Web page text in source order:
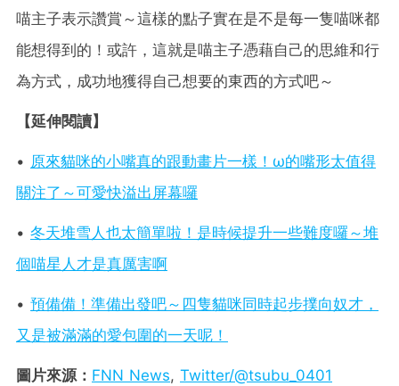
喵主子表示讚賞～這樣的點子實在是不是每一隻喵咪都
能想得到的！或許，這就是喵主子憑藉自己的思維和行
為方式，成功地獲得自己想要的東西的方式吧～
【延伸閱讀】
• 原來貓咪的小嘴真的跟動畫片一樣！ω的嘴形太值得
關注了～可愛快溢出屏幕囉
• 冬天堆雪人也太簡單啦！是時候提升一些難度囉～堆
個喵星人才是真厲害啊
• 預備備！準備出發吧～四隻貓咪同時起步撲向奴才，
又是被滿滿的愛包圍的一天呢！
圖片來源： FNN News, Twitter/@tsubu_0401